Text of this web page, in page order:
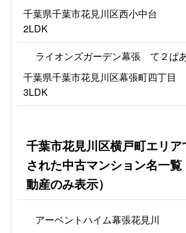
千葉県千葉市花見川区西小中台
2LDK
ライオンズガーデン幕張 て２ぱ
千葉県千葉市花見川区幕張町四丁目
3LDK
千葉市花見川区横戸町エリア
された中古マンション名一
動産のみ表示）
アーベントハイム幕張花見川